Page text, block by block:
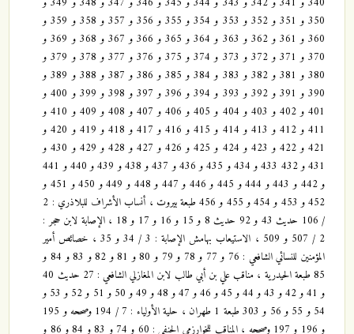
350 و 351 و 352 و 353 و 354 و 355 و 356 و 357 و 358 و 359 و
360 و 361 و 362 و 363 و 364 و 365 و 366 و 367 و 368 و 369 و
370 و 371 و 372 و 373 و 374 و 375 و 376 و 377 و 378 و 379 و
380 و 381 و 382 و 383 و 384 و 385 و 386 و 387 و 388 و 389 و
390 و 391 و 392 و 393 و 394 و 396 و 397 و 398 و 399 و 400 و
401 و 402 و 403 و 404 و 405 و 406 و 407 و 408 و 409 و 410 و
411 و 412 و 413 و 414 و 415 و 416 و 417 و 418 و 419 و 420 و
421 و 422 و 423 و 424 و 425 و 426 و 427 و 428 و 429 و 430 و
431 و 432 433 و 434 و 435 و 436 و 437 و 438 و 439 و 440 و 441
و 442 و 443 و 444 و 445 و 446 و 447 و 448 و 449 و 450 و 451 و
452 و 453 و 454 و 455 و 456 طبعة بيروت ، أنساب الأشراف للبلاذري : 2
/ 106 حديث 43 و 92 حديث 8 و 15 و 16 و 17 و 18 ، الإصابة لابن حجر :
2 / 507 و 509 ، الاستيعاب بهامش الإصابة : 3 / 34 و 35 ، خصائص أمير
المؤمنين للنسائي الشافعي : 76 و 77 و 78 و 79 و 80 و 81 و 82 و 83 و 84 و
85 طبعة الحيدرية ، مناقب علي بن أبي طالب لابن المغازلي الشافعي : 27 حديث 40
و 41 و 42 و 43 و 44 و 45 و 46 و 47 و 48 و 49 و 50 و 51 و 52 و 53 و
54 و 55 و 56 و 303 طبعة 1 طهران ، حلية الأولياء : 7 / 194 وصححه و 195
و 196 و 197 وصححه ، المناقب للخوارزمي الحنفي : 60 و 74 و 83 و 84 و 86 و